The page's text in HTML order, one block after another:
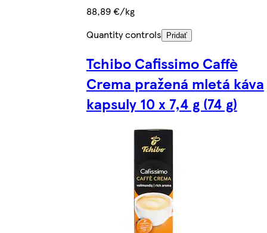
88,89 €/kg
Quantity controls
Pridať
Tchibo Cafissimo Caffè
Crema pražená mletá káva
kapsuly 10 x 7,4 g (74 g)